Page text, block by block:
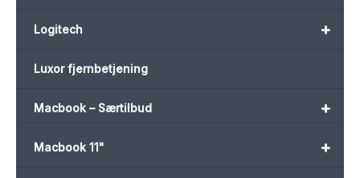
+
Logitech
Luxor fjernbetjening
+
Macbook – Særtilbud
+
Macbook 11"